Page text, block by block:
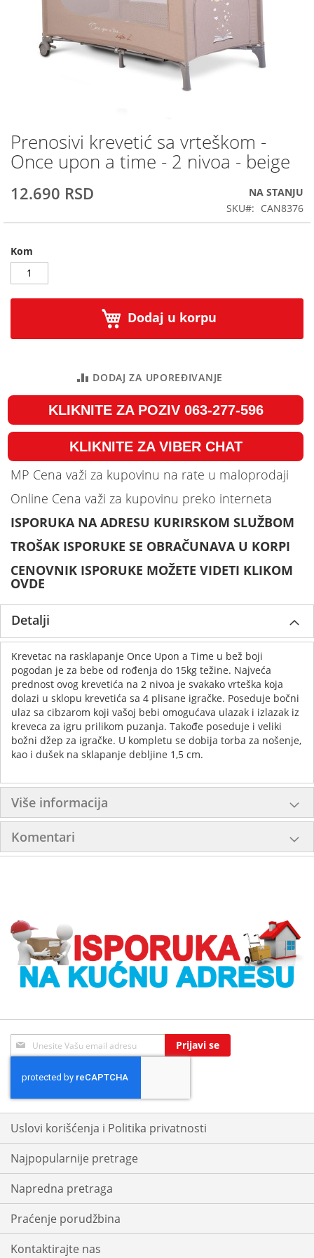
Skip
to
the
of
images
Prenosivi krevetić sa vrteškom -
Once upon a time - 2 nivoa - beige
12.690 RSD
NA STANJU
SKU
CAN8376
Kom
Dodaj u korpu
DODAJ ZA UPOREĐIVANJE
KLIKNITE ZA POZIV 063-277-596
KLIKNITE ZA VIBER CHAT
MP Cena važi za kupovinu na rate u maloprodaji
Online Cena važi za kupovinu preko interneta
ISPORUKA NA ADRESU KURIRSKOM SLUŽBOM
TROŠAK ISPORUKE SE OBRAČUNAVA U KORPI
CENOVNIK ISPORUKE MOŽETE VIDETI KLIKOM
OVDE
Detalji
Krevetac na rasklapanje Once Upon a Time u bež boji
pogodan je za bebe od rođenja do 15kg težine. Najveća
prednost ovog krevetića na 2 nivoa je svakako vrteška koja
dolazi u sklopu krevetića sa 4 plisane igračke. Poseduje bočni
ulaz sa cibzarom koji vašoj bebi omogućava ulazak i izlazak iz
kreveca za igru prilikom puzanja. Takođe poseduje i veliki
božni džep za igračke. U kompletu se dobija torba za nošenje,
kao i dušek na sklapanje debljine 1,5 cm.
Više informacija
Komentari
Sign
Up
Our
Newsletter:
Prijavi se
Uslovi korišćenja i Politika privatnosti
Najpopularnije pretrage
Napredna pretraga
Praćenje porudžbina
Kontaktirajte nas